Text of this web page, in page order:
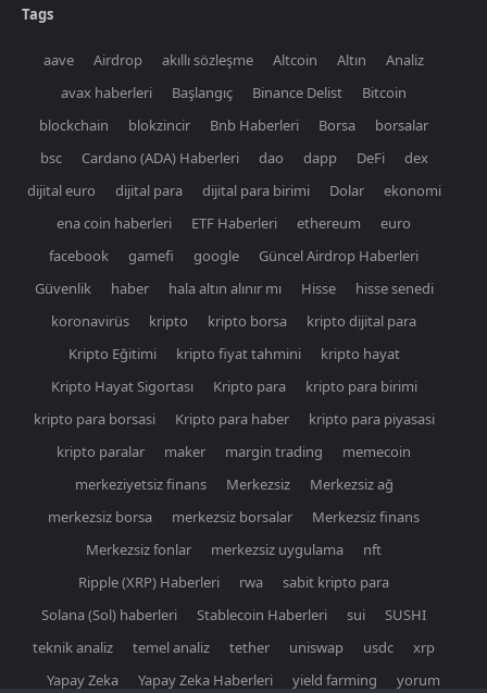
Tags
aave Airdrop akıllı sözleşme Altcoin Altın
Analiz
avax haberleri
Başlangıç Binance Delist
Bitcoin
blockchain
blokzincir Bnb Haberleri Borsa
borsalar
bsc
Cardano (ADA) Haberleri dao dapp DeFi
dex
dijital euro
dijital para dijital para birimi Dolar
ekonomi
ena coin haberleri
ETF Haberleri ethereum
euro
facebook
gamefi google
Güncel Airdrop Haberleri
Güvenlik
haber hala altın alınır mı Hisse
hisse senedi
koronavirüs
kripto kripto borsa
kripto dijital para
Kripto Eğitimi
kripto fiyat tahmini
kripto hayat
Kripto Hayat Sigortası
Kripto para
kripto para birimi
kripto para borsasi
Kripto para haber
kripto para piyasasi
kripto paralar
maker margin trading
memecoin
merkeziyetsiz finans
Merkezsiz
Merkezsiz ağ
merkezsiz borsa
merkezsiz borsalar
Merkezsiz finans
Merkezsiz fonlar
merkezsiz uygulama
nft
Ripple (XRP) Haberleri
rwa
sabit kripto para
Solana (Sol) haberleri
Stablecoin Haberleri sui
SUSHI
teknik analiz
temel analiz tether uniswap usdc
xrp
Yapay Zeka
Yapay Zeka Haberleri yield farming yorum